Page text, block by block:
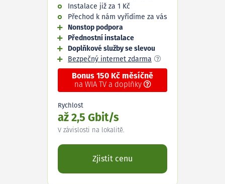
Instalace již za 1 Kč
Přechod k nám vyřídíme za vás
Nonstop podpora
Přednostní instalace
Doplňkové služby se slevou
Bezpečný internet zdarma
Bonus 150 Kč měsíčně
na WIA TV a doplňky
Rychlost
až 2,5 Gbit/s
V závislosti na lokalitě.
Zjistit cenu